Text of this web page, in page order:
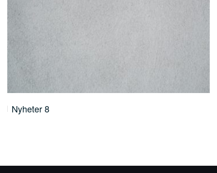
Nyheter 8